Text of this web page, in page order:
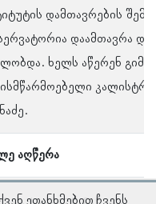
დამთავრების
დაამთავრა და
ხელს აწერენ
აღწერა
ეთანხმებით ჩვენს